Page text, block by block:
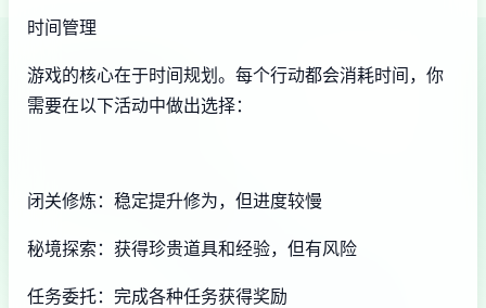
时间管理
游戏的核心在于时间规划。每个行动都会消耗时间，你
需要在以下活动中做出选择：
闭关修炼：稳定提升修为，但进度较慢
秘境探索：获得珍贵道具和经验，但有风险
任务委托：完成各种任务获得奖励